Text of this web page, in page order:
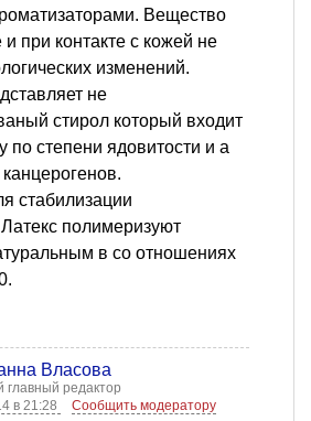
Вещество
при контакте с кожей не
изменений.
не
стирол который входит
по степени ядовитости и а
стабилизации
Латекс полимеризуют
в со отношениях
Власова
главный редактор
в 21:28
Сообщить модератору